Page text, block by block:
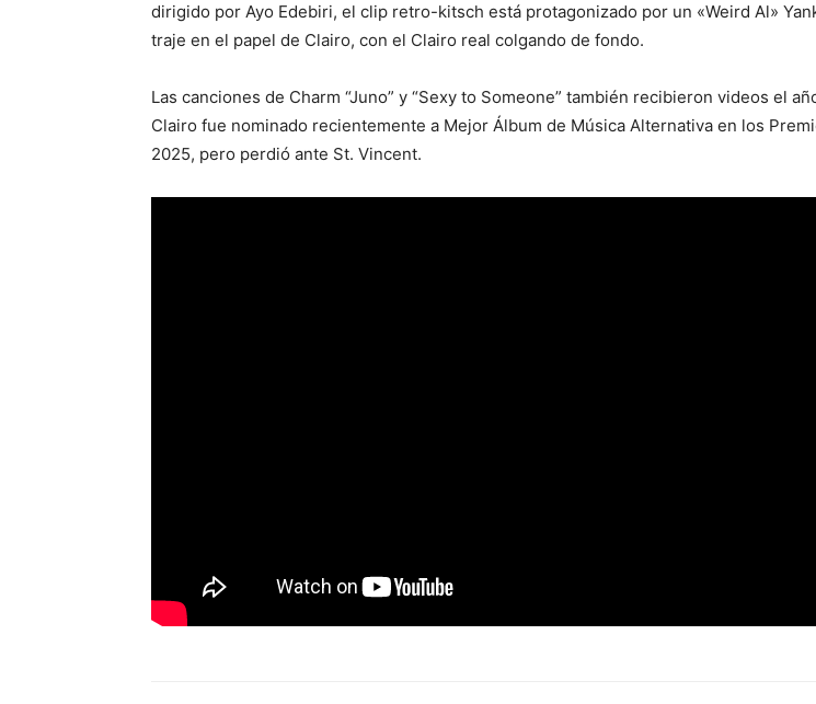
dirigido por Ayo Edebiri, el clip retro-kitsch está protagonizado por un «Weird Al»
traje en el papel de Clairo, con el Clairo real colgando de fondo.
Las canciones de Charm “Juno” y “Sexy to Someone” también recibieron videos el
Clairo fue nominado recientemente a Mejor Álbum de Música Alternativa en los
2025, pero perdió ante St. Vincent.